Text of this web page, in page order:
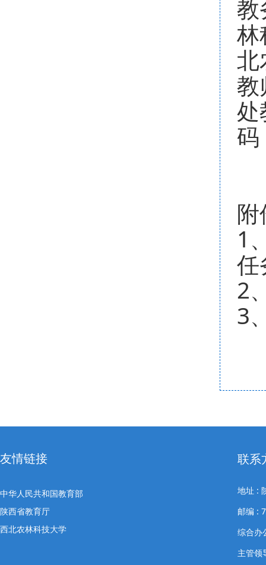
教
林
北
教
处
码
1
任
2
3
友情链接
中华人民共和国教育部
陕西省教育厅
西北农林科技大学
联系
地址 :
邮编 :
综合办
主管